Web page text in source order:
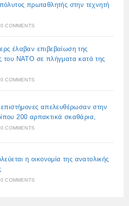
πρωταθλητής στην τεχνητή
0 COMMENTS
έλαβαν επιβεβαίωση της
του ΝΑΤΟ σε πλήγματα κατά της
0 COMMENTS
επιστήμονες απελευθέρωσαν στην
200 αρπακτικά σκαθάρια,
0 COMMENTS
η οικονομία της ανατολικής
0 COMMENTS